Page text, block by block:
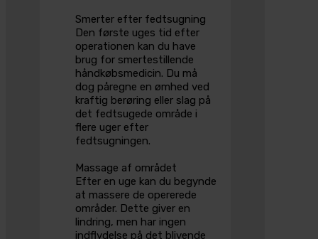
Smerter efter fedtsugning
Den første uges tid efter
operationen kan du have
brug for smertestillende
håndkøbsmedicin. Du må
dog påregne en ømhed ved
kraftig berøring eller slag på
det fedtsugede område i
flere uger efter
fedtsugningen.
Massage af området
Efter en uge kan du begynde
at massere de opererede
områder. Dette giver en
lindring, men har ingen
indflydelse på det blivende